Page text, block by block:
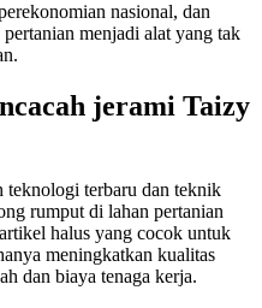
nasional, dan
menjadi alat yang tak
jerami Taizy
teknologi terbaru dan teknik
rumput di lahan pertanian
halus yang cocok untuk
meningkatkan kualitas
dan biaya tenaga kerja.